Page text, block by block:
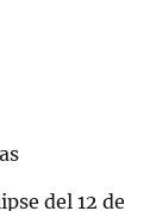
del 12 de